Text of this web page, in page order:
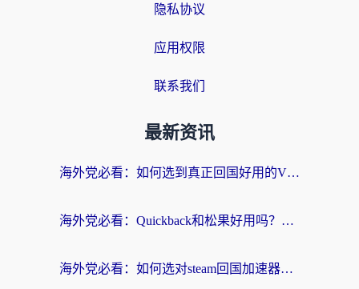
隐私协议
应用权限
联系我们
最新资讯
海外党必看：如何选到真正回国好用的VPN？实测+避坑指南
海外党必看：Quickback和松果好用吗？3步教你选对回国加速器无缝刷国内资源
海外党必看：如何选对steam回国加速器？从踩坑到无缝访问国内资源的全攻略